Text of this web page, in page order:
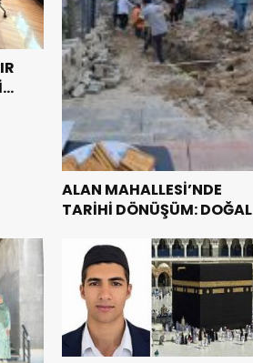
ALAN MAHALLESİ’NDE
TARİHİ DÖNÜŞÜM: DOĞAL
TAPU SORUNU ÇÖZÜLDÜ